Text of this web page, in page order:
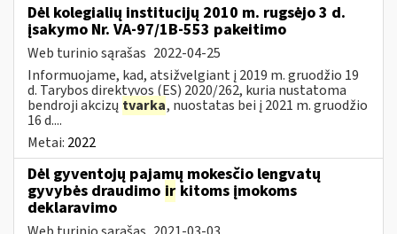
Dėl kolegialių institucijų 2010 m. rugsėjo 3 d.
įsakymo Nr. VA-97/1B-553 pakeitimo
Web turinio sąrašas 2022-04-25
Informuojame, kad, atsižvelgiant į 2019 m. gruodžio 19
d. Tarybos direktyvos (ES) 2020/262, kuria nustatoma
bendroji akcizų tvarka, nuostatas bei į 2021 m. gruodžio
16 d....
Metai: 2022
Dėl gyventojų pajamų mokesčio lengvatų
gyvybės draudimo ir kitoms įmokoms
deklaravimo